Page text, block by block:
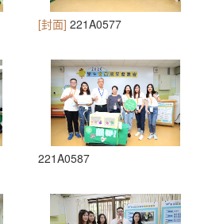
[封面] 221A0577
221A0587